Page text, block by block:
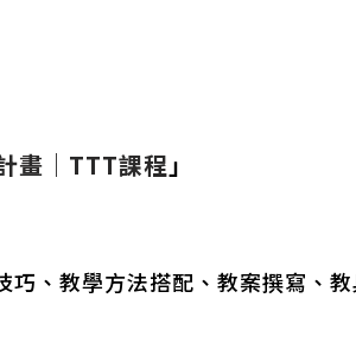
畫｜TTT課程 」
、教學方法搭配、教案撰寫、